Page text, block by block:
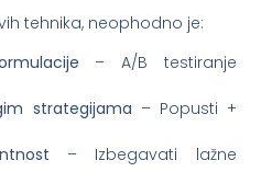
tehnika, neophodno je:
– A/B testiranje
strategijama – Popusti +
– Izbegavati lažne